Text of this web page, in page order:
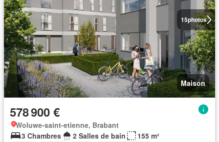
15photos
Maison
578 900 €
Woluwe-saint-etienne, Brabant
3 Chambres
2 Salles de bain
155 m²